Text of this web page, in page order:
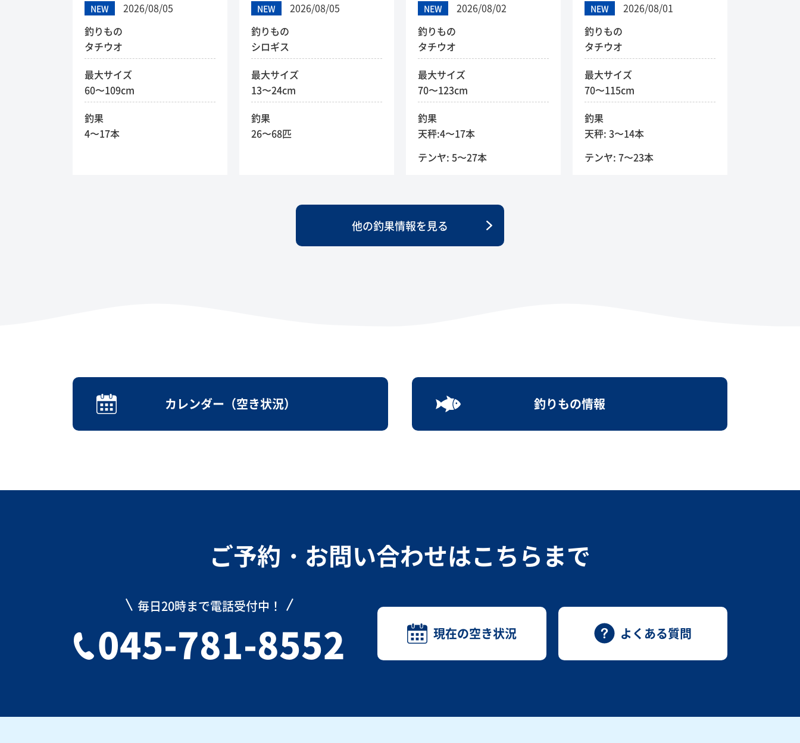
NEW
2026/08/05
釣りもの
タチウオ
最大サイズ
60〜109cm
釣果
4〜17本
NEW
2026/08/05
釣りもの
シロギス
最大サイズ
13〜24cm
釣果
26〜68匹
NEW
2026/08/02
釣りもの
タチウオ
最大サイズ
70〜123cm
釣果
天秤:4〜17本
テンヤ: 5〜27本
NEW
2026/08/01
釣りもの
タチウオ
最大サイズ
70〜115cm
釣果
天秤: 3〜14本
テンヤ: 7〜23本
他の釣果情報を見る
カレンダー（空き状況） 釣りもの情報
ご予約・お問い合わせはこちらまで
毎日20時まで電話受付中！
045-781-8552 現在の空き状況 よくある質問